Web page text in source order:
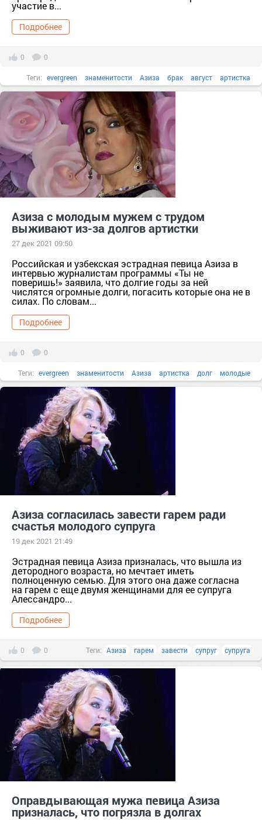
участие в...
Подробнее
0 0
Теги: evergreen знаменитости Азиза брак август артистка
Азиза с молодым мужем с трудом
выживают из-за долгов артистки
27 дек 2021 09:50
Российская и узбекская эстрадная певица Азиза в
интервью журналистам программы «Ты не
поверишь!» заявила, что долгие годы за ней
числятся огромные долги, погасить которые она не в
силах. По словам...
Подробнее
0 0
Теги: evergreen знаменитости Азиза артистка долг молодые
Азиза согласилась завести гарем ради
счастья молодого супруга
19 дек 2021 21:49
Эстрадная певица Азиза призналась, что вышла из
детородного возраста, но мечтает иметь
полноценную семью. Для этого она даже согласна
на гарем с еще двумя женщинами для ее супруга
Алессандро...
Подробнее
0 0 Теги: Азиза гарем завести супруг супруга
Оправдывающая мужа певица Азиза
призналась, что погрязла в долгах